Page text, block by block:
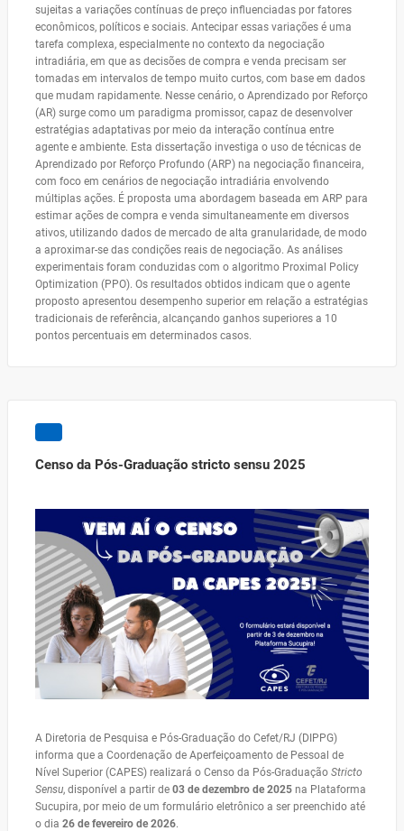
sujeitas a variações contínuas de preço influenciadas por fatores
econômicos, políticos e sociais. Antecipar essas variações é uma
tarefa complexa, especialmente no contexto da negociação
intradiária, em que as decisões de compra e venda precisam ser
tomadas em intervalos de tempo muito curtos, com base em dados
que mudam rapidamente. Nesse cenário, o Aprendizado por Reforço
(AR) surge como um paradigma promissor, capaz de desenvolver
estratégias adaptativas por meio da interação contínua entre
agente e ambiente. Esta dissertação investiga o uso de técnicas de
Aprendizado por Reforço Profundo (ARP) na negociação financeira,
com foco em cenários de negociação intradiária envolvendo
múltiplas ações. É proposta uma abordagem baseada em ARP para
estimar ações de compra e venda simultaneamente em diversos
ativos, utilizando dados de mercado de alta granularidade, de modo
a aproximar-se das condições reais de negociação. As análises
experimentais foram conduzidas com o algoritmo Proximal Policy
Optimization (PPO). Os resultados obtidos indicam que o agente
proposto apresentou desempenho superior em relação a estratégias
tradicionais de referência, alcançando ganhos superiores a 10
pontos percentuais em determinados casos.
Censo da Pós-Graduação stricto sensu 2025
A Diretoria de Pesquisa e Pós-Graduação do Cefet/RJ (DIPPG)
informa que a Coordenação de Aperfeiçoamento de Pessoal de
Nível Superior (CAPES) realizará o Censo da Pós-Graduação Stricto
Sensu, disponível a partir de 03 de dezembro de 2025 na Plataforma
Sucupira, por meio de um formulário eletrônico a ser preenchido até
o dia 26 de fevereiro de 2026.